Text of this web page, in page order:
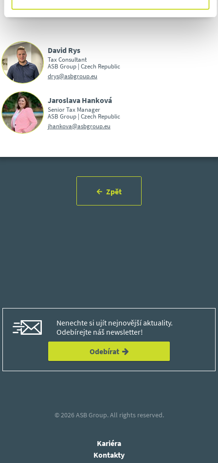
David Rys
Tax Consultant
ASB Group | Czech Republic
drys@asbgroup.eu
Jaroslava Hanková
Senior Tax Manager
ASB Group | Czech Republic
jhankova@asbgroup.eu
Zpět
Nenechte si ujít nejnovější aktuality.
Odebírejte náš newsletter!
Odebírat
© 2026ASB Group.All rights reserved.
Kariéra
Kontakty